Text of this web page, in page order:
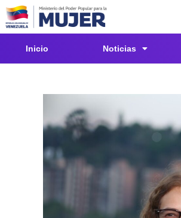
Inicio Noticias